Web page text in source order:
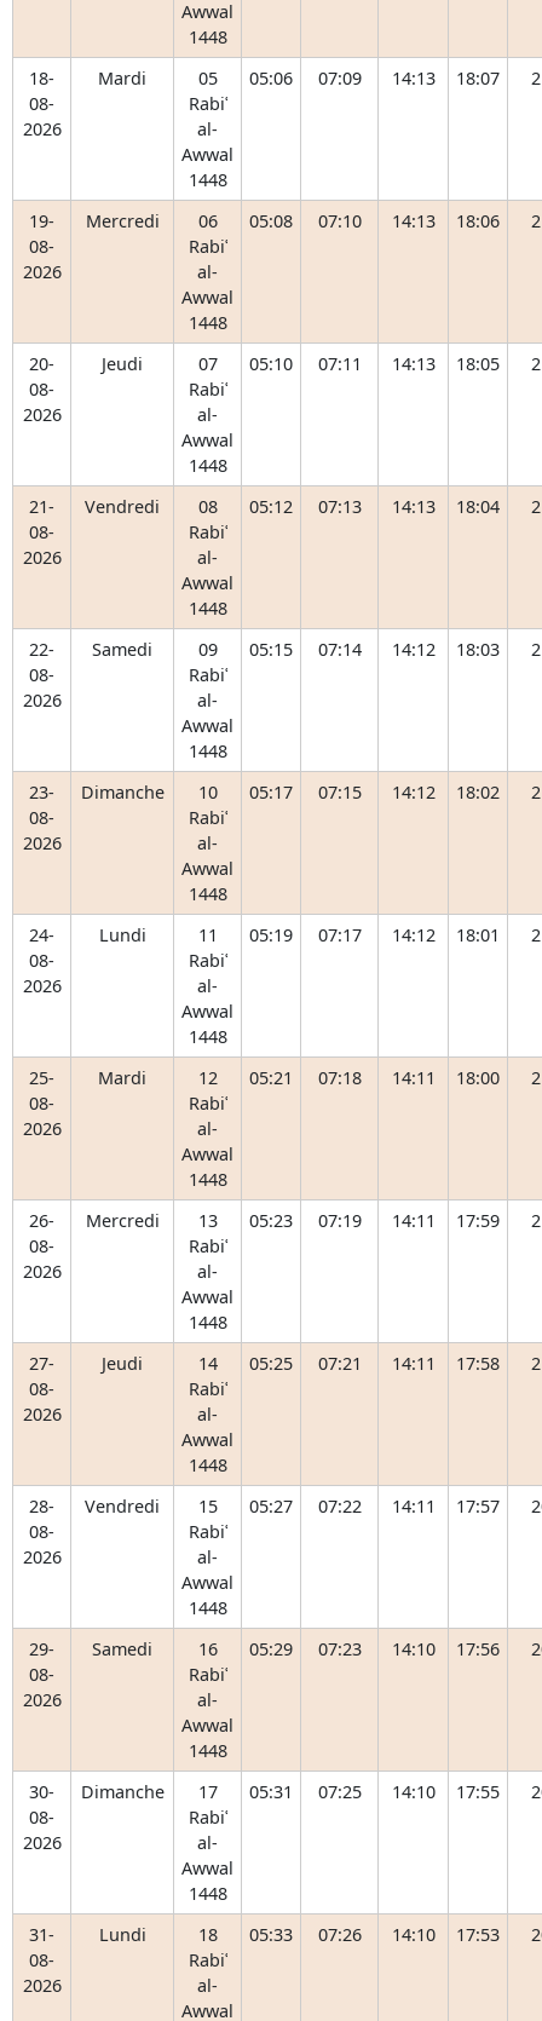
Awwal
1448
18-
08-
2026
Mardi
05
Rabiʿ
al-
Awwal
1448
05:06 07:09 14:13 18:07
19-
08-
2026
Mercredi
06
Rabiʿ
al-
Awwal
1448
05:08 07:10 14:13 18:06
20-
08-
2026
Jeudi
07
Rabiʿ
al-
Awwal
1448
05:10 07:11 14:13 18:05
21-
08-
2026
Vendredi
08
Rabiʿ
al-
Awwal
1448
05:12 07:13 14:13 18:04
22-
08-
2026
Samedi
09
Rabiʿ
al-
Awwal
1448
05:15 07:14 14:12 18:03
23-
08-
2026
Dimanche
10
Rabiʿ
al-
Awwal
1448
05:17 07:15 14:12 18:02
24-
08-
2026
Lundi
11
Rabiʿ
al-
Awwal
1448
05:19 07:17 14:12 18:01
25-
08-
2026
Mardi
12
Rabiʿ
al-
Awwal
1448
05:21 07:18 14:11 18:00
26-
08-
2026
Mercredi
13
Rabiʿ
al-
Awwal
1448
05:23 07:19 14:11 17:59
27-
08-
2026
Jeudi
14
Rabiʿ
al-
Awwal
1448
05:25 07:21 14:11 17:58
28-
08-
2026
Vendredi
15
Rabiʿ
al-
Awwal
1448
05:27 07:22 14:11 17:57
29-
08-
2026
Samedi
16
Rabiʿ
al-
Awwal
1448
05:29 07:23 14:10 17:56
30-
08-
2026
Dimanche
17
Rabiʿ
al-
Awwal
1448
05:31 07:25 14:10 17:55
31-
08-
2026
Lundi
18
Rabiʿ
al-
Awwal
05:33 07:26 14:10 17:53